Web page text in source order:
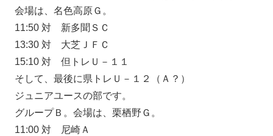
会場は、名色高原Ｇ。
11:50 対 新多聞ＳＣ
13:30 対 大芝ＪＦＣ
15:10 対 但トレＵ－１１
そして、最後に県トレＵ－１２（Ａ？）
ジュニアユースの部です。
グループＢ。会場は、栗栖野Ｇ。
11:00 対 尼崎Ａ